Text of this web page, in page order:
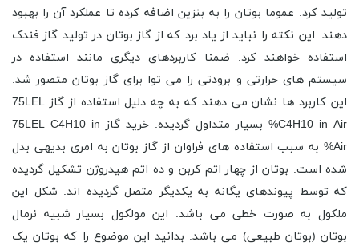
تولید کرد. عموما بوتان را به بنزین اضافه کرده تا عملکرد آن را بهبود
دهند. این نکته را نباید از یاد برد که از گاز بوتان در تولید گاز فندک
استفاده خواهند کرد. ضمنا کاربردهای دیگری مانند استفاده در
سیستم های حرارتی و برودتی را می توا برای گاز بوتان متصور شد.
این کاربرد ها نشان می دهند که به چه دلیل استفاده از گاز 75LEL
C4H10 in Air% بسیار متداول گردیده. خرید گاز 75LEL C4H10 in
Air% به سبب استفاده های فراوان از گاز بوتان به امری بدیهی بدل
شده است. بوتان از چهار اتم کربن و ده اتم هیدروژن تشکیل گردیده
که توسط پیوندهای یگانه به یکدیگر متصل گردیده اند. شکل این
ملکول به صورت خطی می باشد. این مولکول بسیار شبیه نرمال
بوتان (بوتان طبیعی) می باشد. بدانید این موضوع را که بوتان یک